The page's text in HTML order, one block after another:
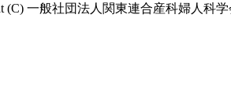
(C) 一般社団法人関東連合産科婦人科